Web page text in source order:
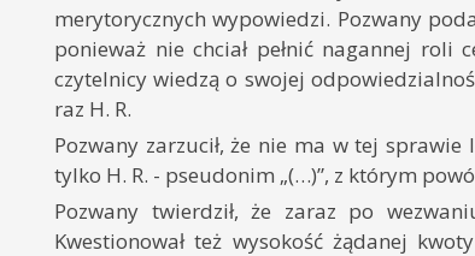
merytorycznych wypowiedzi. Pozwany
ponieważ nie chciał pełnić nagannej roli
czytelnicy wiedzą o swojej
raz H. R.
Pozwany zarzucił, że nie ma w tej
tylko H. R. - pseudonim „(…)”, z którym
Pozwany twierdził, że zaraz po
Kwestionował też wysokość żądanej